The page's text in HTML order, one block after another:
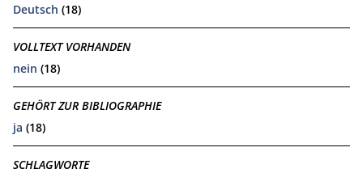
Deutsch (18)
VOLLTEXT VORHANDEN
nein (18)
GEHÖRT ZUR BIBLIOGRAPHIE
ja (18)
SCHLAGWORTE